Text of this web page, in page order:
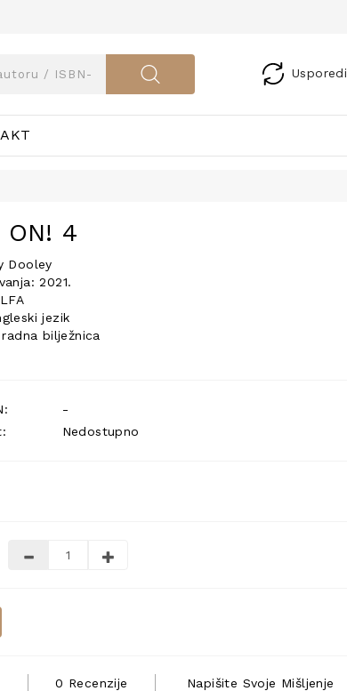
Usporedi
ON! 4
Dooley
2021.
jezik
bilježnica
-
Nedostupno
0 Recenzije Napišite Svoje Mišljenje